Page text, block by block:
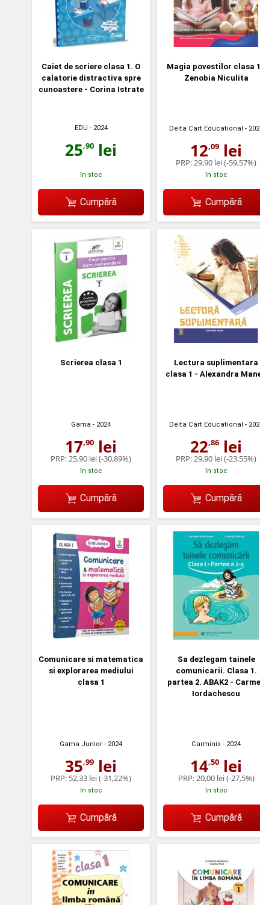
Caiet de scriere clasa 1. O
calatorie distractiva spre
cunoastere - Corina Istrate
EDU - 2024
25,90 lei
în stoc
Cumpără
Magia povestilor clasa
Zenobia Niculita
Delta Cart Educational -
12,09 lei
PRP:29,90 lei(-59,57%)
în stoc
Cumpără
Scrierea clasa 1
Gama - 2024
17,90 lei
PRP:25,90 lei(-30,89%)
în stoc
Cumpără
Lectura suplimentara
clasa 1 - Alexandra
Delta Cart Educational -
22,86 lei
PRP:29,90 lei(-23,55%)
în stoc
Cumpără
Comunicare si matematica
si explorarea mediului
clasa 1
Gama Junior - 2024
35,99 lei
PRP: 52,33 lei(-31,22%)
în stoc
Cumpără
Sa dezlegam tainele
comunicarii. Clasa 1.
partea 2. ABAK2 -
Iordachescu
Carminis - 2024
14,50 lei
PRP:20,00 lei(-27,5%)
în stoc
Cumpără